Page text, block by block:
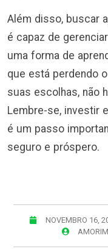
Além disso, buscar
é capaz de
uma forma de
que está perdendo
suas escolhas, não
Lembre-se, investir
é um passo
seguro e próspero.
NOVEMBRO 16,